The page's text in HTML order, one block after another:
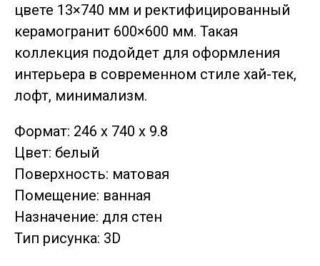
цвете 13×740 мм и ректифицированный
керамогранит 600×600 мм. Такая
коллекция подойдет для оформления
интерьера в современном стиле хай-тек,
лофт, минимализм.
Формат: 246 x 740 x 9.8
Цвет: белый
Поверхность: матовая
Помещение: ванная
Назначение: для стен
Тип рисунка: 3D